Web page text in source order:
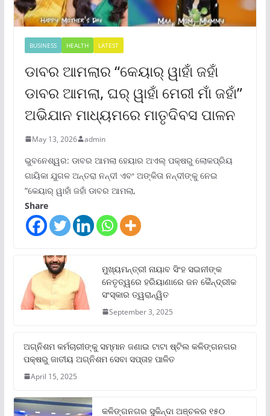
BUSINESS HEALTH LATEST
ଡାବର ଆମଲାର “କେୟାର୍ ୱାହାଁ ଜହାଁ
ଡାବର ଆମଲା, ଘର୍ ୱାହାଁ ମେରୀ ମାଁ ଜହାଁ”
ଅଭିଯାନ ମାଧ୍ୟମରେ ମାତୃଦିବସ ପାଳନ
May 13, 2026 admin
ଭୁବନେଶ୍ୱର: ଡାବର ଆମଲା ହେୟାର ଅଏଲ୍ ପକ୍ଷରୁ ଲୋକପ୍ରିୟ
ଗାୟିକା ଯୁଗଳ ଅନ୍ତରା ନନ୍ଦୀ ଏବଂ ଅଙ୍କିତା ନନ୍ଦୀଙ୍କୁ ନେଇ
“କେୟାର୍ ୱାହାଁ ଜହାଁ ଡାବର ଆମଲା,
Share
ମୁଖ୍ୟମନ୍ତ୍ରୀ ନାୟାବ ସିଂହ ସଇନୀଙ୍କ
ନେତୃତ୍ୱରେ ହରିୟାଣାରେ ଜନ କୈନ୍ଦ୍ରୀକ
ସଂସ୍କାର ତ୍ୱରାନ୍ୱିତ
September 3, 2025
ଅଗ୍ନିଶମ କର୍ମଚାରୀଙ୍କୁ ସମ୍ମାନ ଜଣାଇ ଟାଟା ଷ୍ଟିଲ କଳିଙ୍ଗନଗର
ପକ୍ଷରୁ ଜାତୀୟ ଅଗ୍ନିଶମ ସେବା ସପ୍ତାହ ପାଳିତ
April 15, 2025
କଳିଙ୍ଗନଗର ସୁକିନ୍ଦା ଅଞ୍ଚଳର ୧୫୦